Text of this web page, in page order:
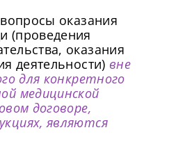
оказания
(проведения
оказания
деятельности) вне
для конкретного
медицинской
договоре,
являются